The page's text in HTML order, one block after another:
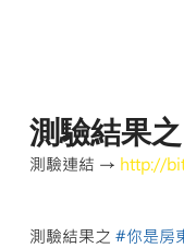
測驗結果
測驗連結 → http://
測驗結果之 #你是房